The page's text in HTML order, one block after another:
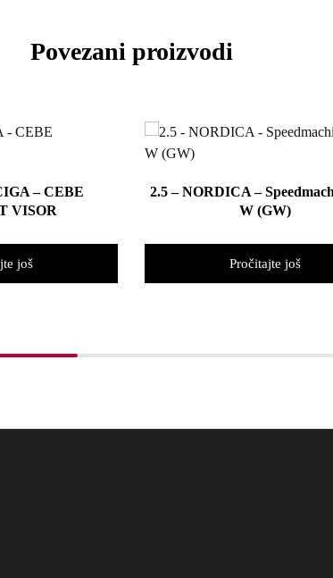
Povezani proizvodi
– CEBE
VISOR
još
2.5 – NORDICA –
W (GW)
Pročitajte još